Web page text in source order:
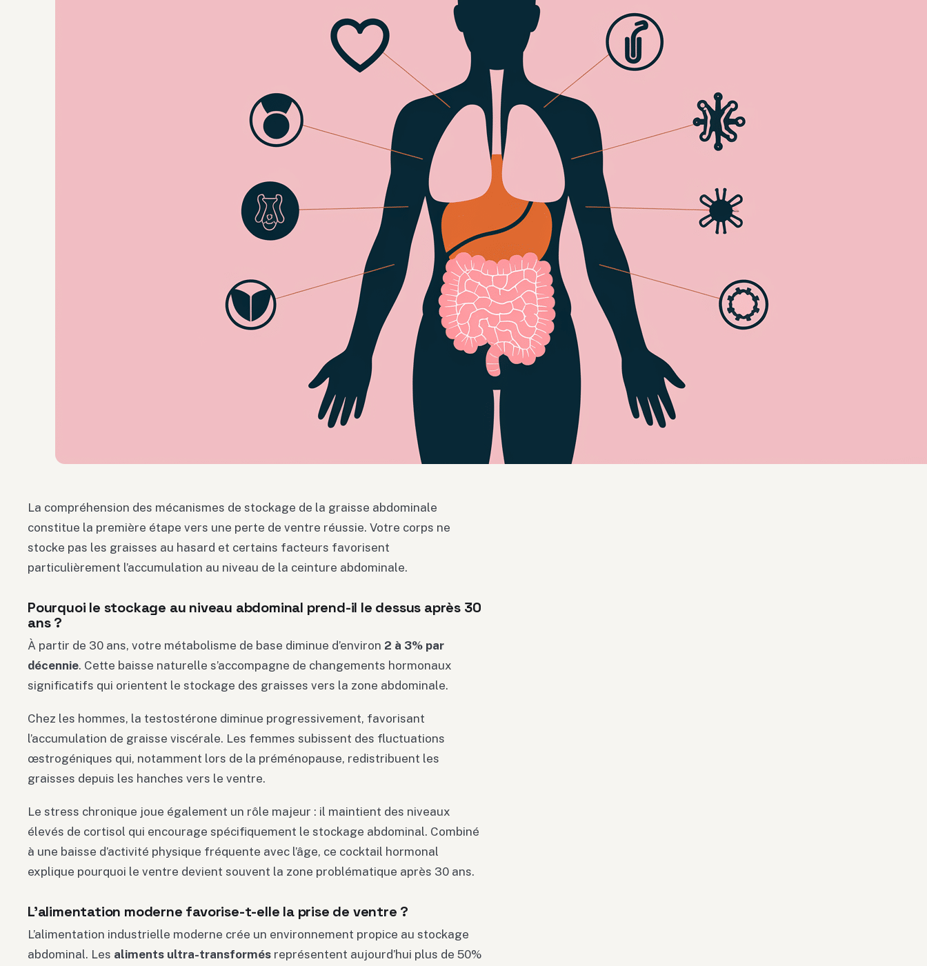
La compréhension des mécanismes de stockage de la graisse abdominale
constitue la première étape vers une perte de ventre réussie. Votre corps ne
stocke pas les graisses au hasard et certains facteurs favorisent
particulièrement l’accumulation au niveau de la ceinture abdominale.
Pourquoi le stockage au niveau abdominal prend-il le dessus après 30
ans ?
À partir de 30 ans, votre métabolisme de base diminue d’environ 2 à 3% par
décennie. Cette baisse naturelle s’accompagne de changements hormonaux
significatifs qui orientent le stockage des graisses vers la zone abdominale.
Chez les hommes, la testostérone diminue progressivement, favorisant
l’accumulation de graisse viscérale. Les femmes subissent des fluctuations
œstrogéniques qui, notamment lors de la préménopause, redistribuent les
graisses depuis les hanches vers le ventre.
Le stress chronique joue également un rôle majeur : il maintient des niveaux
élevés de cortisol qui encourage spécifiquement le stockage abdominal. Combiné
à une baisse d’activité physique fréquente avec l’âge, ce cocktail hormonal
explique pourquoi le ventre devient souvent la zone problématique après 30 ans.
L’alimentation moderne favorise-t-elle la prise de ventre ?
L’alimentation industrielle moderne crée un environnement propice au stockage
abdominal. Les aliments ultra-transformés représentent aujourd’hui plus de 50%